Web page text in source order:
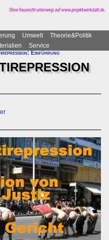
Umwelt
Theorie&Politik
Service
Einführung